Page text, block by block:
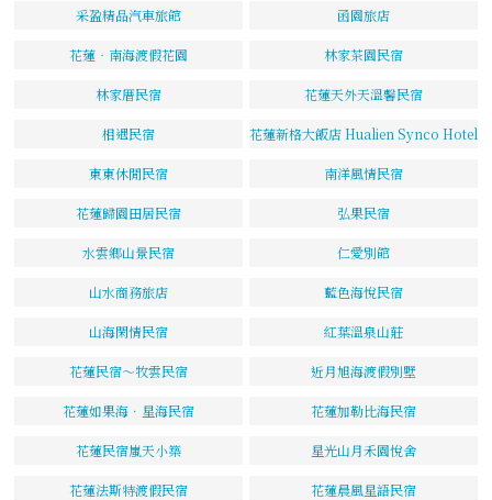
采盈精品汽車旅館 函園旅店
花蓮‧南海渡假花園 林家茶園民宿
林家厝民宿 花蓮天外天溫馨民宿
相遇民宿 花蓮新格大飯店 Hualien Synco Hotel
東東休閒民宿 南洋風情民宿
花蓮歸園田居民宿 弘果民宿
水雲鄉山景民宿 仁愛別館
山水商務旅店 藍色海悅民宿
山海閑情民宿 紅葉溫泉山莊
花蓮民宿～牧雲民宿 近月旭海渡假別墅
花蓮如果海．星海民宿 花蓮加勒比海民宿
花蓮民宿嵐天小築 星光山月禾園悅舍
花蓮法斯特渡假民宿 花蓮晨風星語民宿